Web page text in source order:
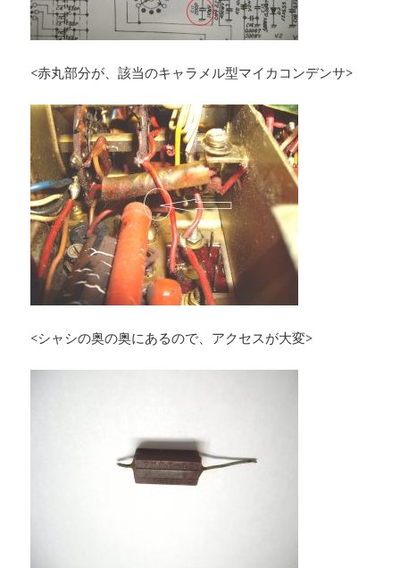
<赤丸部分が、該当のキャラメル型マイカコンデンサ>
<シャシの奥の奥にあるので、アクセスが大変>